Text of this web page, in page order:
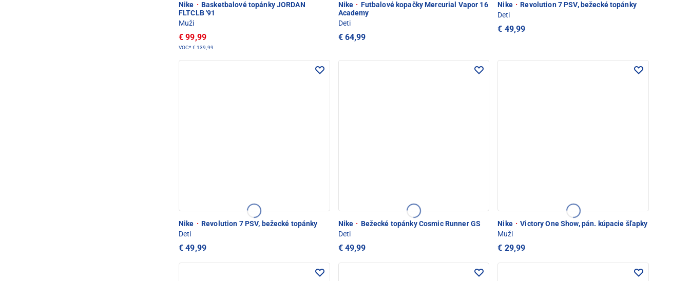
Nike · Basketbalové topánky JORDAN
FLTCLB '91
Muži
€ 99,99
VOC* € 139,99
Nike · Futbalové kopačky Mercurial Vapor 16
Academy
Deti
€ 64,99
Nike · Revolution 7 PSV, bežecké topánky
Deti
€ 49,99
Nike · Revolution 7 PSV, bežecké topánky
Deti
€ 49,99
Nike · Bežecké topánky Cosmic Runner GS
Deti
€ 49,99
Nike · Victory One Show, pán. kúpacie šľapky
Muži
€ 29,99